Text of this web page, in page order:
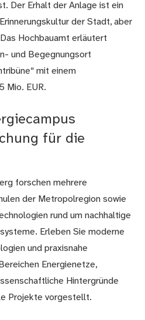
Der Erhalt der Anlage ist ein
der Stadt, aber
Hochbauamt erläutert
und Begegnungsort
mit einem
Mio. EUR.
für die
forschen mehrere
der Metropolregion sowie
rund um nachhaltige
Erleben Sie moderne
und praxisnahe
Energienetze,
Hintergründe
Projekte vorgestellt.